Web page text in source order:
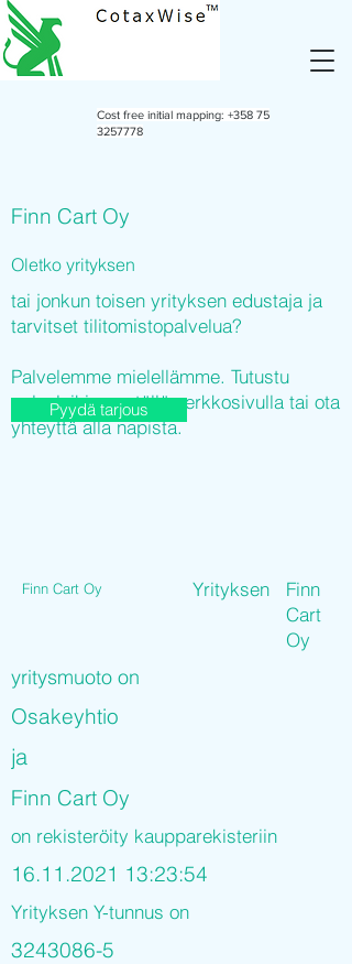
Cost free initial mapping: +358 75
3257778
Finn Cart Oy
Oletko yrityksen
tai jonkun toisen yrityksen edustaja ja
tarvitset tilitomistopalvelua?
Palvelemme mielellämme. Tutustu
palveluihimme tällä verkkosivulla tai ota
yhteyttä alla napista.
Pyydä tarjous
Finn
Cart
Oy
Finn Cart Oy Yrityksen
yritysmuoto on
Osakeyhtio
ja
Finn Cart Oy
on rekisteröity kaupparekisteriin
16.11.2021 13:23:54
Yrityksen Y-tunnus on
3243086-5